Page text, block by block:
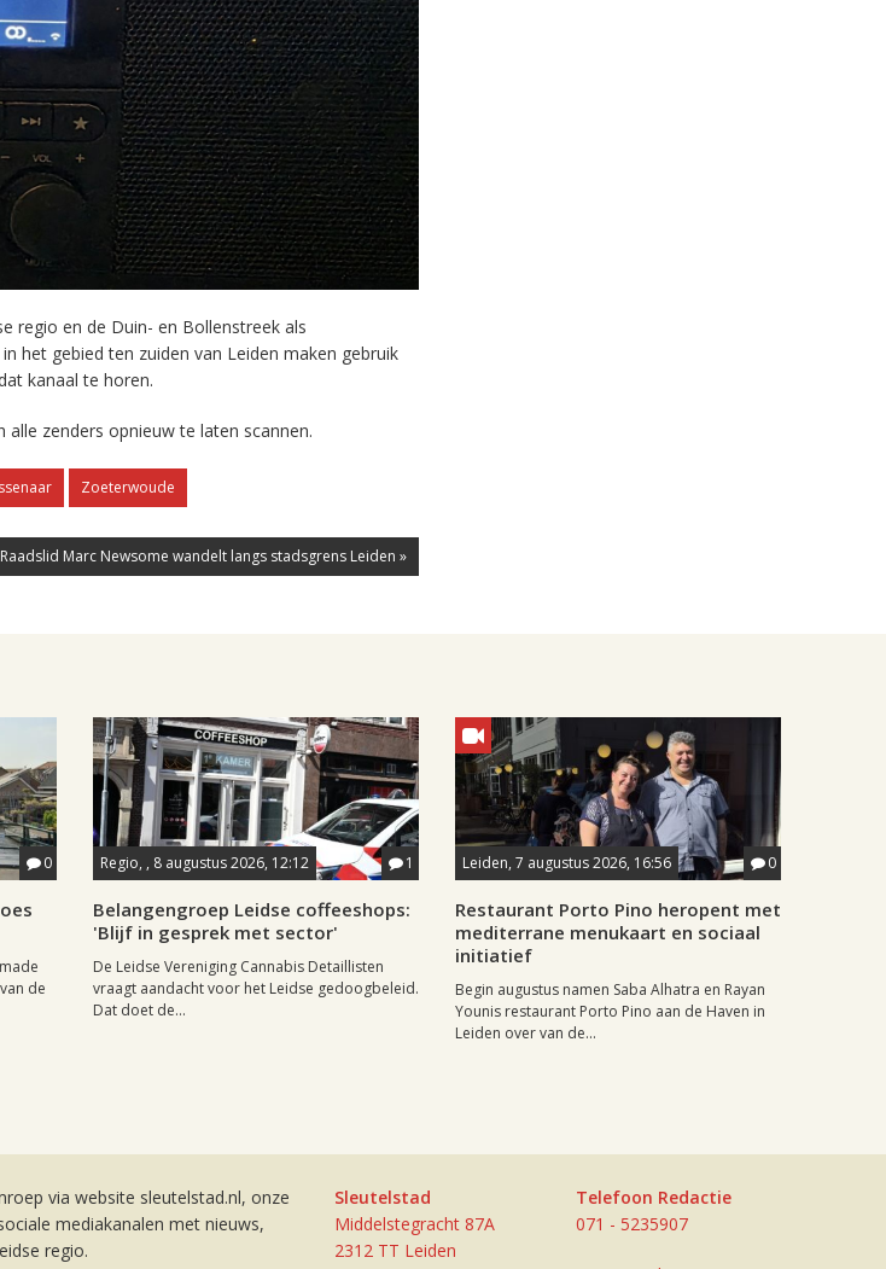
regio en de Duin- en Bollenstreek als
het gebied ten zuiden van Leiden maken gebruik
kanaal te horen.
zenders opnieuw te laten scannen.
Zoeterwoude
Raadslid Marc Newsome wandelt langs stadsgrens Leiden »
0
de
Regio, , 8 augustus 2026, 12:12 1
Belangengroep Leidse coffeeshops:
'Blijf in gesprek met sector'
De Leidse Vereniging Cannabis Detaillisten
vraagt aandacht voor het Leidse gedoogbeleid.
Dat doet de...
Leiden, 7 augustus 2026, 16:56 0
Restaurant Porto Pino heropent met
mediterrane menukaart en sociaal
initiatief
Begin augustus namen Saba Alhatra en Rayan
Younis restaurant Porto Pino aan de Haven in
Leiden over van de...
via website sleutelstad.nl, onze
mediakanalen met nieuws,
regio.
Sleutelstad
Middelstegracht 87A
2312 TT Leiden
Telefoon Redactie
071 - 5235907